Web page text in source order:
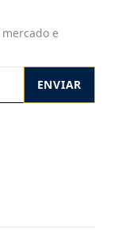
e
ENVIAR